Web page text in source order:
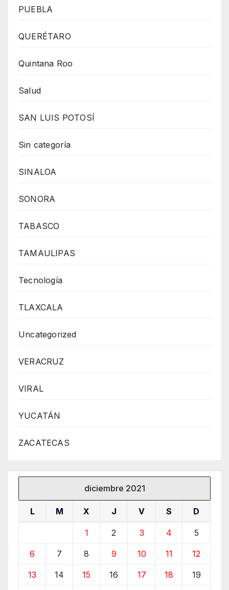
PUEBLA
QUERÉTARO
Quintana Roo
Salud
SAN LUIS POTOSÍ
Sin categoría
SINALOA
SONORA
TABASCO
TAMAULIPAS
Tecnología
TLAXCALA
Uncategorized
VERACRUZ
VIRAL
YUCATÁN
ZACATECAS
diciembre 2021
L M X J V S D
1 2 3 4 5
6 7 8 9 10 11 12
13 14 15 16 17 18 19